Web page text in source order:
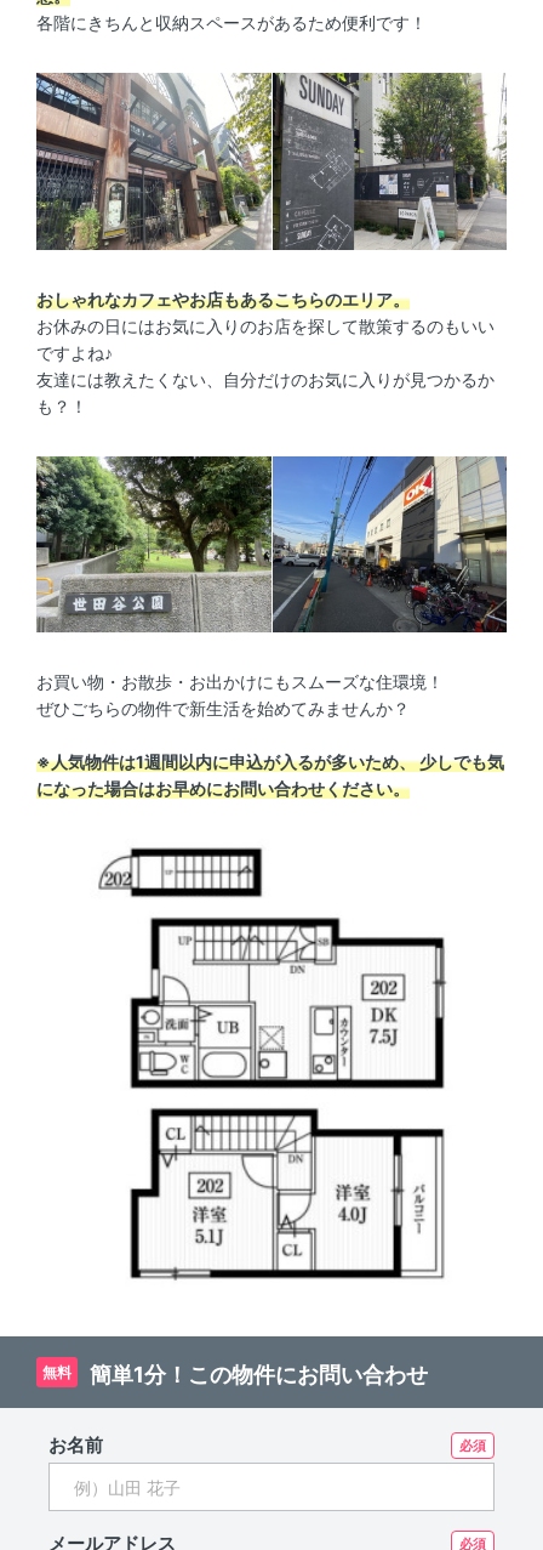
各階にきちんと収納スペースがあるため便利です！
おしゃれなカフェやお店もあるこちらのエリア。
お休みの日にはお気に入りのお店を探して散策するのもいい
ですよね♪
友達には教えたくない、自分だけのお気に入りが見つかるか
も？！
お買い物・お散歩・お出かけにもスムーズな住環境！
ぜひごちらの物件で新生活を始めてみませんか？
※人気物件は1週間以内に申込が入るが多いため、 少しでも気
になった場合はお早めにお問い合わせください。
無料 簡単1分！この物件にお問い合わせ
お名前
メールアドレス